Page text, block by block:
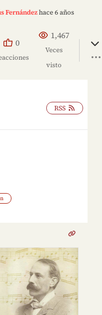
Fernándezhace 6 años
0
1,467
Veces
visto
RSS